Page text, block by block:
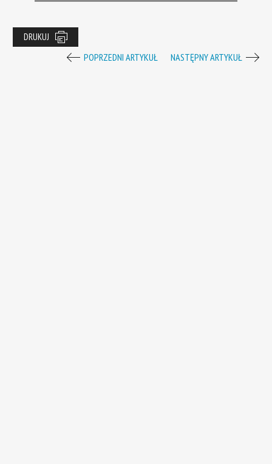
DRUKUJ
POPRZEDNI ARTYKUŁ NASTĘPNY ARTYKUŁ